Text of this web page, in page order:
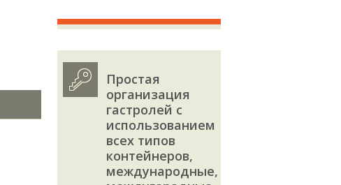
Простая
организация
гастролей с
использованием
всех типов
контейнеров,
международные,